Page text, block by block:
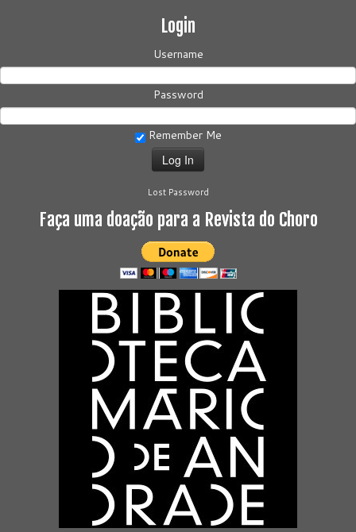
Login
Username
Password
Remember Me
Lost Password
Faça uma doação para a Revista do Choro